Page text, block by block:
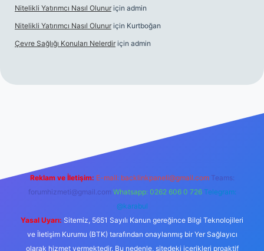
Nitelikli Yatırımcı Nasıl Olunur için admin
Nitelikli Yatırımcı Nasıl Olunur için Kurtboğan
Çevre Sağlığı Konuları Nelerdir için admin
Reklam ve İletişim: E-mail: backlinkpaneli@gmail.com Teams:
forumhizmeti@gmail.com Whatsapp: 0262 606 0 726 Telegram:
@karabul
Yasal Uyarı: Sitemiz, 5651 Sayılı Kanun gereğince Bilgi Teknolojileri
ve İletişim Kurumu (BTK) tarafından onaylanmış bir Yer Sağlayıcı
olarak hizmet vermektedir. Bu nedenle, sitedeki içerikleri proaktif